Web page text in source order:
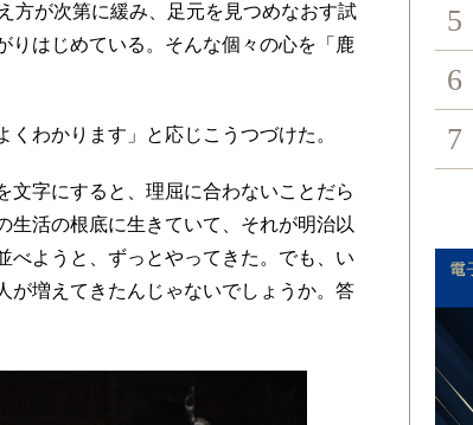
方が次第に緩み、足元を見つめなおす試
りはじめている。そんな個々の心を「鹿
わかります」と応じこうつづけた。
字にすると、理屈に合わないことだら
生活の根底に生きていて、それが明治以
べようと、ずっとやってきた。でも、い
が増えてきたんじゃないでしょうか。答
5
6
7